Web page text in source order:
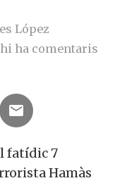
López
ha comentaris
fatídic 7
Hamàs